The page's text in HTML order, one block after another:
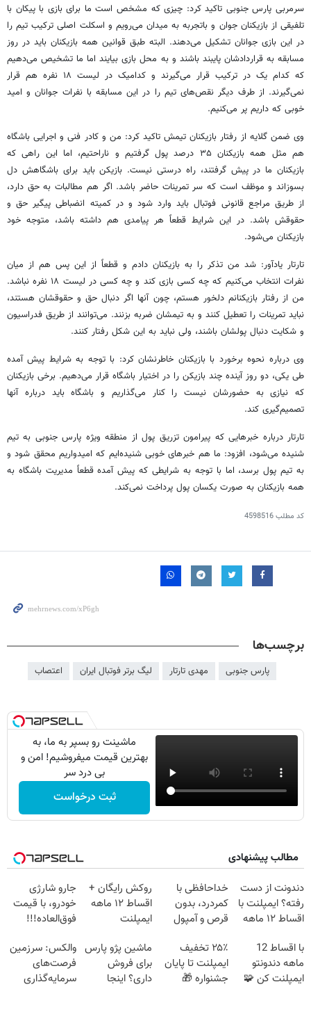
سرمربی پارس جنوبی تاکید کرد: چیزی که مشخص است ما برای بازی با پیکان با
تلفیقی از بازیکنان جوان و باتجربه به میدان می‌رویم و اسکلت اصلی ترکیب تیم را
در این بازی جوانان تشکیل می‌دهند. البته طبق قوانین همه بازیکنان باید در روز
مسابقه به قراردادشان پایبند باشند و به محل بازی بیایند اما ما تشخیص می‌دهیم
که کدام یک در ترکیب قرار می‌گیرند و کدامیک در لیست ۱۸
نفره هم قرار
نمی‌گیرند. از طرف دیگر نقص‌های تیم را در این مسابقه با نفرات جوانان و امید
خوبی که داریم پر می‌کنیم.
وی ضمن گلایه از رفتار بازیکنان تیمش تاکید کرد: من و کادر فنی و اجرایی باشگاه
هم مثل همه بازیکنان ۳۵ درصد پول گرفتیم و ناراحتیم، اما این راهی که
بازیکنان ما در پیش گرفتند، راه درستی نیست. بازیکن باید برای باشگاهش دل
بسوزاند و موظف است که سر تمرینات حاضر باشد. اگر هم مطالبات به حق دارد،
از طریق مراجع قانونی فوتبال باید وارد شود و در کمیته انضباطی پیگیر حق و
حقوقش باشد. در این شرایط قطعاً هر پیامدی هم داشته باشد، متوجه خود
بازیکنان می‌شود.
تارتار یادآور: شد من تذکر را به بازیکنان دادم و قطعاً از این پس هم از میان
نفرات انتخاب می‌کنیم که چه کسی بازی کند و چه کسی در لیست ۱۸
نفرهنباشد.
من از رفتار بازیکنانم دلخور هستم، چون آنها اگر دنبال حق و حقوقشان هستند،
نباید تمرینات را تعطیل کنند و به تیمشان ضربه بزنند. می‌توانند از طریق فدراسیون
و شکایت دنبال پولشان باشند، ولی نباید به این شکل رفتار کنند.
وی درباره نحوه برخورد با بازیکنان خاطرنشان کرد: با توجه به شرایط پیش آمده
طی یکی، دو روز آینده چند بازیکن را در اختیار باشگاه قرار می‌دهیم. برخی بازیکنان
که نیازی به حضورشان نیست را کنار می‌گذاریم و باشگاه باید درباره آنها
تصمیم‌گیری کند.
تارتار درباره خبرهایی که پیرامون تزریق پول از منطقه ویژه پارس جنوبی به تیم
شنیده می‌شود، افزود: ما هم خبرهای خوبی شنیده‌ایم که امیدواریم محقق شود و
به تیم پول برسد، اما با توجه به شرایطی که پیش آمده قطعاً مدیریت باشگاه به
همه بازیکنان به صورت یکسان پول پرداخت نمی‌کند.
کد مطلب4598516
برچسب‌ها
پارس جنوبی مهدی تارتار لیگ برتر فوتبال ایران اعتصاب
ماشینت رو بسپر به ما، به
بهترین قیمت میفروشیم! امن و
بی درد سر
ثبت درخواست
مطالب پیشنهادی
دندونت از دست
رفته؟ ایمپلنت با
اقساط ۱۲ ماهه
خداحافظی با
کمردرد، بدون
قرص و آمپول
روکش رایگان +
اقساط ۱۲ ماهه
ایمپلنت
جارو شارژی
خودرو، با قیمت
فوق‌العاده!!!
با اقساط 12
ماهه دندونتو
ایمپلنت کن 🧩
۲۵٪ تخفیف
ایمپلنت تا پایان
جشنواره 🎁
ماشین پژو پارس
برای فروش
داری؟ اینجا
والکس: سرزمین
فرصت‌های
سرمایه‌گذاری